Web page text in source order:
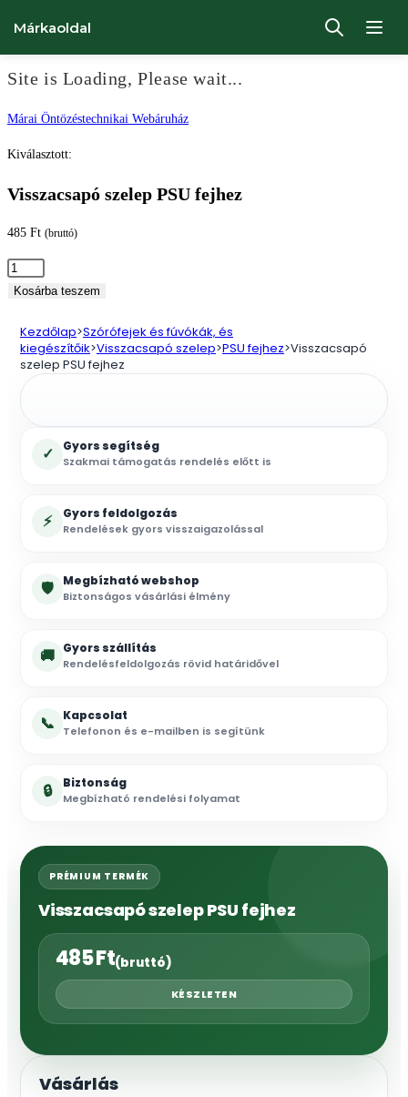
Site is Loading, Please wait...
Ugrás
Márai Öntözéstechnikai Webáruház
Márkaoldal
Kiválasztott:
Visszacsapó szelep PSU fejhez
485 Ft (bruttó)
Visszacsapó
szelep
fejhez
mennyiség
Kosárba teszem
Kezdőlap>Szórófejek és fúvókák, és
kiegészítőik>Visszacsapó szelep>PSU fejhez>Visszacsapó
szelep PSU fejhez
✓ Gyors segítség
Szakmai támogatás rendelés előtt is
⚡ Gyors feldolgozás
Rendelések gyors visszaigazolással
🛡 Megbízható webshop
Biztonságos vásárlási élmény
🚚 Gyors szállítás
Rendelésfeldolgozás rövid határidővel
📞 Kapcsolat
Telefonon és e-mailben is segítünk
🔒 Biztonság
Megbízható rendelési folyamat
PRÉMIUM TERMÉK
Visszacsapó szelep PSU fejhez
485Ft(bruttó)
KÉSZLETEN
Vásárlás